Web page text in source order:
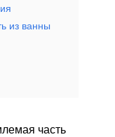
из ванны
часть